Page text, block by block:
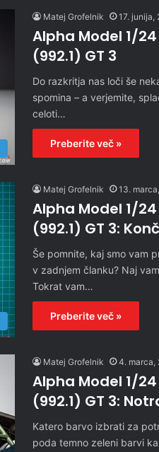
Matej Grofelnik 17. junija,
Alpha Model 1/24
(992.1) GT 3
Do razkritja nas loči še
spomina – a verjemite,
celoti…
Preberite več »
Matej Grofelnik 13.
Alpha Model 1/24
(992.1) GT 3:
Še pomnite, kaj smo vam
v zadnjem članku? Naj
Tokrat vam…
Preberite več »
Matej Grofelnik 4. marca,
Alpha Model 1/24
(992.1) GT 3:
Katero barvo izbrati za
poda temno zeleni barvi